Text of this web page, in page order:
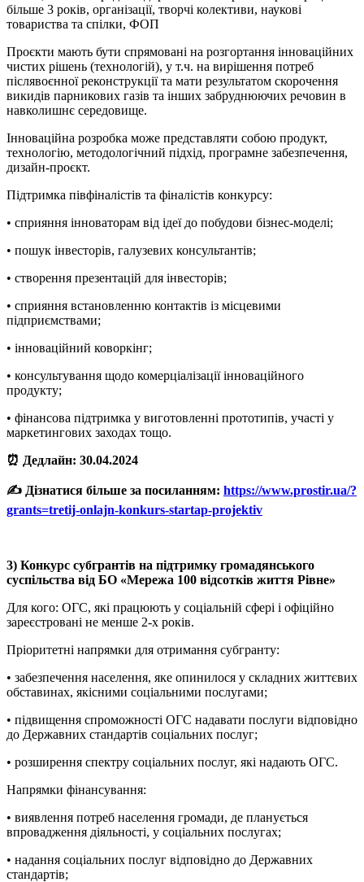
більше 3 років, організації, творчі колективи, наукові
товариства та спілки, ФОП
Проєкти мають бути спрямовані на розгортання інноваційних
чистих рішень (технологій), у т.ч. на вирішення потреб
післявоєнної реконструкції та мати результатом скорочення
викидів парникових газів та інших забруднюючих речовин в
навколишнє середовище.
Інноваційна розробка може представляти собою продукт,
технологію, методологічний підхід, програмне забезпечення,
дизайн-проєкт.
Підтримка півфіналістів та фіналістів конкурсу:
• сприяння інноваторам від ідеї до побудови бізнес-моделі;
• пошук інвесторів, галузевих консультантів;
• створення презентацій для інвесторів;
• сприяння встановленню контактів із місцевими
підприємствами;
• інноваційний коворкінг;
• консультування щодо комерціалізації інноваційного
продукту;
• фінансова підтримка у виготовленні прототипів, участі у
маркетингових заходах тощо.
⏰ Дедлайн: 30.04.2024
✍️ Дізнатися більше за посиланням: https://www.prostir.ua/?
grants=tretij-onlajn-konkurs-startap-projektiv
3) Конкурс субгрантів на підтримку громадянського
суспільства від БО «Мережа 100 відсотків життя Рівне»
Для кого: ОГС, які працюють у соціальній сфері і офіційно
зареєстровані не менше 2-х років.
Пріоритетні напрямки для отримання субгранту:
• забезпечення населення, яке опинилося у складних життєвих
обставинах, якісними соціальними послугами;
• підвищення спроможності ОГС надавати послуги відповідно
до Державних стандартів соціальних послуг;
• розширення спектру соціальних послуг, які надають ОГС.
Напрямки фінансування:
• виявлення потреб населення громади, де планується
впровадження діяльності, у соціальних послугах;
• надання соціальних послуг відповідно до Державних
стандартів;